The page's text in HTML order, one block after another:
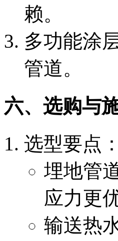
赖。
多功能涂
管道。
六、选购与
选型要点：
埋地管
应力更优
输送热